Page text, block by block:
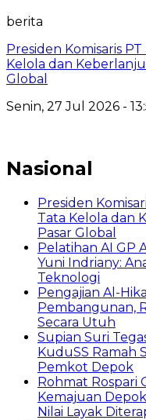
berita
Presiden Komisaris
Kelola dan
Global
Senin, 27 Jul 2026 -
Nasional
Presiden
Tata Kelola dan
Pasar Global
Pelatihan AI GP
Yuni Indriany:
Teknologi
Pengajian Al-
Pembangunan,
Secara Utuh
Supian Suri
KuduSS Ramah
Pemkot Depok
Rohmat Rospari
Kemajuan
Nilai Layak